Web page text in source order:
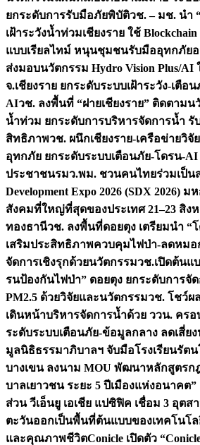
ยกระดับการรับมือภัยพิบัติวช. – มช. นำ
เฝ้าระวังน้ำท่วมเชียงราย ใช้
แบบเรียลไทม์ หนุนชุมชนรับมืออุทกภัย
ส่งมอบนวัตกรรม Hydro Vision Plus/AI
จ.เชียงราย ยกระดับระบบเฝ้าระวัง-เตื
AIวช. ลงพื้นที่ “ฝายเชียงราย” ติดตาม
น้ำท่วม ยกระดับการบริหารจัดการน้ำ
สิทธิภาพวช. ผนึกเชียงราย-เครือข่ายวิ
อุทกภัย ยกระดับระบบเตือนภัย-โดรน-
ประชาชนรมว.พม. ชวนคนไทยร่วมเป็น
Development Expo 2026 (SDX 2026)
สังคมที่ใหญ่ที่สุดของประเทศ 21–23 สิ
ทองธานีวช. ลงพื้นที่ดอยตุง เตรียมนำ “
เสริมประสิทธิภาพควบคุมไฟป่า-ลดหมอ
จัดการเชิงรุกด้วยนวัตกรรมวช.เปิดต้นแ
รนป้องกันไฟป่า” ดอยตุง ยกระดับการจั
PM2.5 ด้วยวิจัยและนวัตกรรมวช. โชว์ผ
เดินหน้าบริหารจัดการน้ำด้วย ววน. ครอ
ระดับระบบเตือนภัย-ข้อมูลกลาง ลดเสี่ย
มูลนิธิธรรมาภิบาลฯ จับมือโรงเรียนรัต
บางเขน ลงนาม MOU พัฒนาหลักสูตรก
บาลเยาวชน ระยะ 5 ปีเมืองแห่งอนาคต
ส่วน วีเอ็นยู เอเชีย แปซิฟิค เชื่อม 3 อุต
ตะวันออกเป็นพื้นที่ต้นแบบของเทคโนโล
และคุณภาพชีวิตConicle เปิดตัว